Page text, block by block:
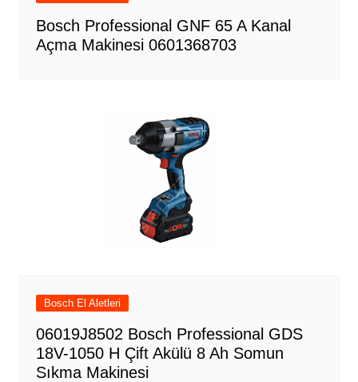
Bosch Professional GNF 65 A Kanal
Açma Makinesi 0601368703
Bosch El Aletleri
06019J8502 Bosch Professional GDS
18V-1050 H Çift Akülü 8 Ah Somun
Sıkma Makinesi